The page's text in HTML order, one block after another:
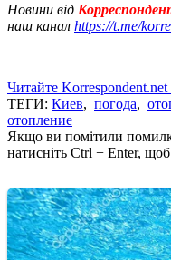
Новини від
наш канал https://t.me/
Читайте
ТЕГИ: Киев, погода,
отопление
Якщо ви помітили
натисніть Ctrl + Enter,